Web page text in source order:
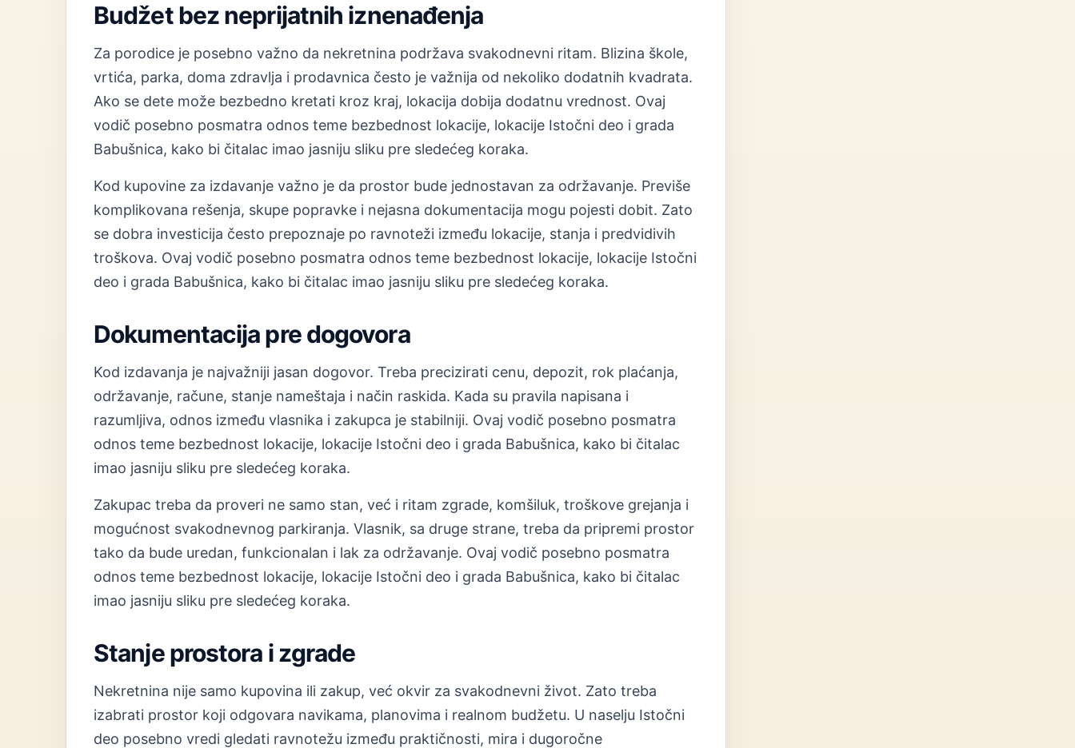
Budžet bez neprijatnih iznenađenja
Za porodice je posebno važno da nekretnina podržava svakodnevni ritam. Blizina škole,
vrtića, parka, doma zdravlja i prodavnica često je važnija od nekoliko dodatnih kvadrata.
Ako se dete može bezbedno kretati kroz kraj, lokacija dobija dodatnu vrednost. Ovaj
vodič posebno posmatra odnos teme bezbednost lokacije, lokacije Istočni deo i grada
Babušnica, kako bi čitalac imao jasniju sliku pre sledećeg koraka.
Kod kupovine za izdavanje važno je da prostor bude jednostavan za održavanje. Previše
komplikovana rešenja, skupe popravke i nejasna dokumentacija mogu pojesti dobit. Zato
se dobra investicija često prepoznaje po ravnoteži između lokacije, stanja i predvidivih
troškova. Ovaj vodič posebno posmatra odnos teme bezbednost lokacije, lokacije Istočni
deo i grada Babušnica, kako bi čitalac imao jasniju sliku pre sledećeg koraka.
Dokumentacija pre dogovora
Kod izdavanja je najvažniji jasan dogovor. Treba precizirati cenu, depozit, rok plaćanja,
održavanje, račune, stanje nameštaja i način raskida. Kada su pravila napisana i
razumljiva, odnos između vlasnika i zakupca je stabilniji. Ovaj vodič posebno posmatra
odnos teme bezbednost lokacije, lokacije Istočni deo i grada Babušnica, kako bi čitalac
imao jasniju sliku pre sledećeg koraka.
Zakupac treba da proveri ne samo stan, već i ritam zgrade, komšiluk, troškove grejanja i
mogućnost svakodnevnog parkiranja. Vlasnik, sa druge strane, treba da pripremi prostor
tako da bude uredan, funkcionalan i lak za održavanje. Ovaj vodič posebno posmatra
odnos teme bezbednost lokacije, lokacije Istočni deo i grada Babušnica, kako bi čitalac
imao jasniju sliku pre sledećeg koraka.
Stanje prostora i zgrade
Nekretnina nije samo kupovina ili zakup, već okvir za svakodnevni život. Zato treba
izabrati prostor koji odgovara navikama, planovima i realnom budžetu. U naselju Istočni
deo posebno vredi gledati ravnotežu između praktičnosti, mira i dugoročne